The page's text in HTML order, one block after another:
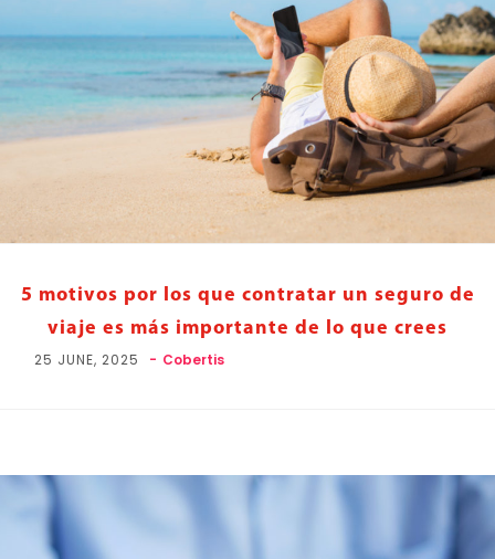
5 motivos por los que contratar un seguro de
viaje es más importante de lo que crees
25 JUNE, 2025 Cobertis